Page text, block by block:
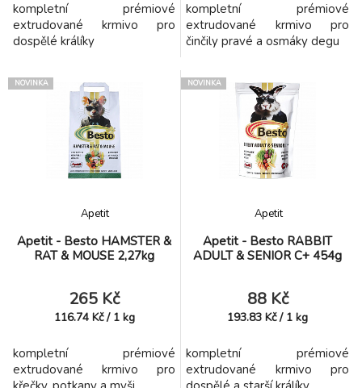
kompletní prémiové
extrudované krmivo pro
dospělé králíky
kompletní prémiové
extrudované krmivo pro
činčily pravé a osmáky degu
NOVINKA
Apetit - Besto HAMSTER &
RAT & MOUSE 2,27kg
Apetit
265 Kč
116.74 Kč / 1 kg
kompletní prémiové
extrudované krmivo pro
NOVINKA
Apetit - Besto RABBIT
ADULT & SENIOR C+ 454g
Apetit
88 Kč
193.83 Kč / 1 kg
kompletní prémiové
extrudované krmivo pro